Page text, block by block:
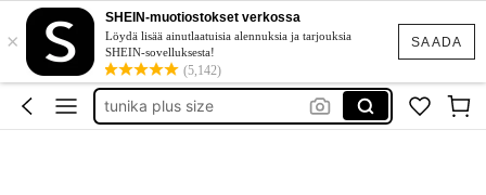
SAADA
×
SHEIN-muotiostokset verkossa
Löydä lisää ainutlaatuisia alennuksia ja tarjouksia
SHEIN-sovelluksesta!
(5,142)
goth clothing
unice
evening gown
tunika plus size